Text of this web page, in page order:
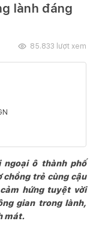
lành đáng
85.833 lượt xem
ô thành phố
chồng trẻ cùng cậu
hứng tuyệt vời
gian trong lành,
mát.